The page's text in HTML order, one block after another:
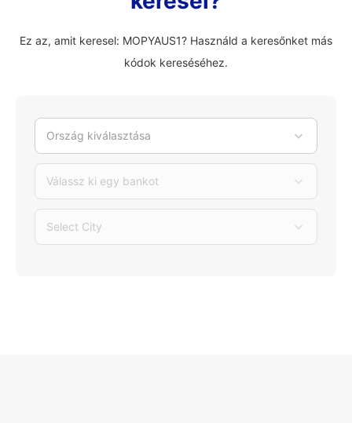
Ez az, amit keresel: MOPYAUS1? Használd a keresőnket más
kódok kereséséhez.
Ország kiválasztása
Válassz ki egy bankot
Select City